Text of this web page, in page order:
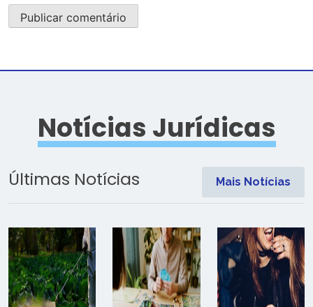
Notícias Jurídicas
Últimas Notícias Mais Notícias